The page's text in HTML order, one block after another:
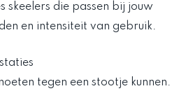
skeelers die passen bij jouw
en intensiteit van gebruik.
tegen een stootje kunnen.